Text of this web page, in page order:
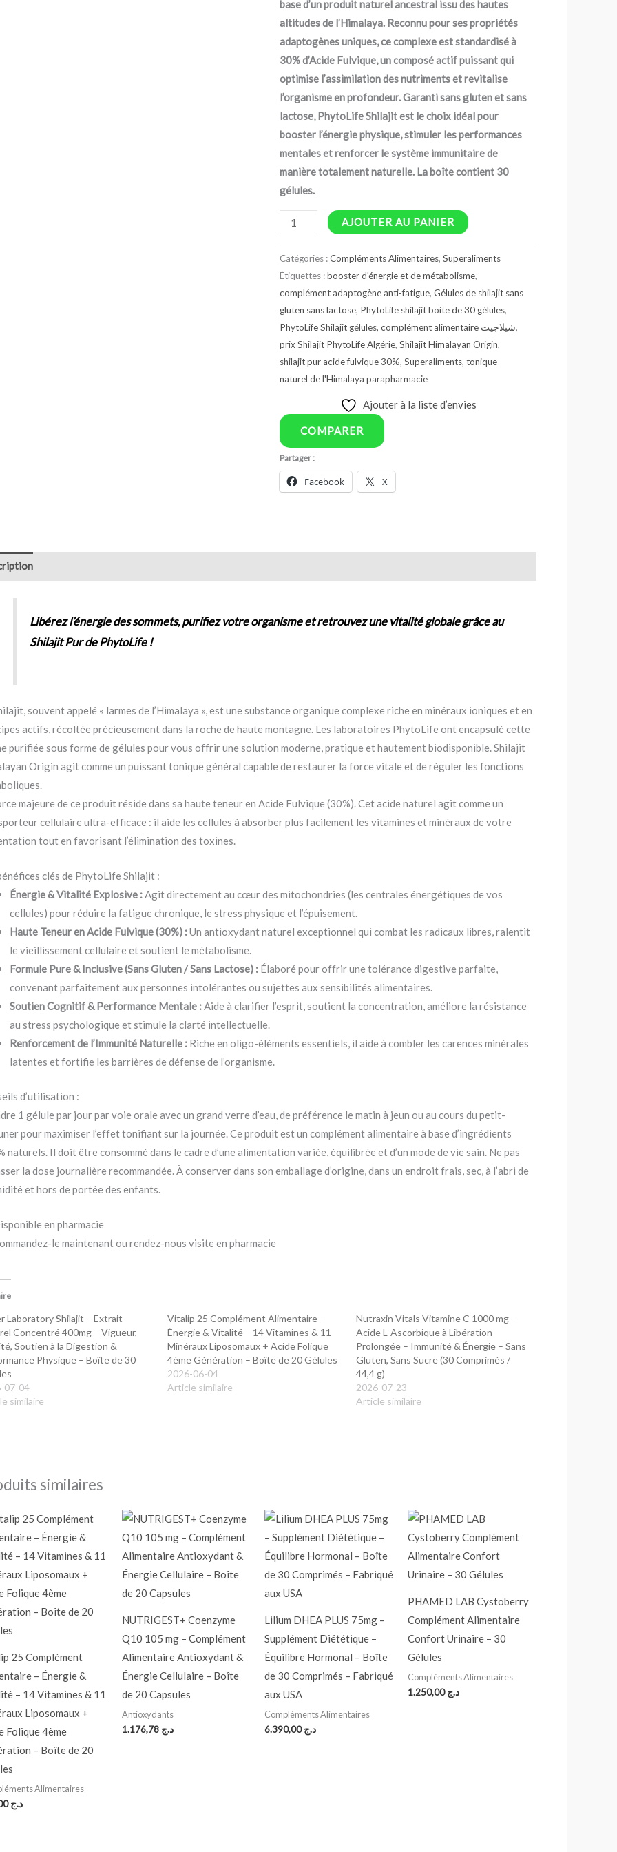
base d’un produit naturel ancestral issu des hautes
altitudes de l’Himalaya. Reconnu pour ses propriétés
adaptogènes uniques, ce complexe est standardisé à
30% d’Acide Fulvique, un composé actif puissant qui
optimise l’assimilation des nutriments et revitalise
l’organisme en profondeur. Garanti sans gluten et sans
lactose, PhytoLife Shilajit est le choix idéal pour
booster l’énergie physique, stimuler les performances
mentales et renforcer le système immunitaire de
manière totalement naturelle. La boîte contient 30
gélules.
Fulvique
–
Sans
Gluten
&
Sans
Lactose
–
Boîte
de
30
Gélules
AJOUTER AU PANIER
Catégories :Compléments Alimentaires,Superaliments
Étiquettes :booster d'énergie et de métabolisme,
complément adaptogène anti-fatigue,Gélules de shilajit sans
gluten sans lactose, PhytoLife shilajit boite de 30 gélules,
PhytoLife Shilajit gélules, complément alimentaire شيلاجيت,
prix Shilajit PhytoLife Algérie,Shilajit Himalayan Origin,
shilajit pur acide fulvique 30%,Superaliments,tonique
naturel de l'Himalaya parapharmacie
Ajouter à la liste d’envies
COMPARER
Partager :
Facebook X
Libérez l’énergie des sommets, purifiez votre organisme et retrouvez une vitalité globale grâce au
Shilajit Pur de PhytoLife !
souvent appelé « larmes de l’Himalaya », est une substance organique complexe riche en minéraux ioniques et en
actifs, récoltée précieusement dans la roche de haute montagne. Les laboratoires PhytoLife ont encapsulé cette
purifiée sous forme de gélules pour vous offrir une solution moderne, pratique et hautement biodisponible. Shilajit
Origin agit comme un puissant tonique général capable de restaurer la force vitale et de réguler les fonctions
majeure de ce produit réside dans sa haute teneur en Acide Fulvique (30%). Cet acide naturel agit comme un
cellulaire ultra-efficace : il aide les cellules à absorber plus facilement les vitamines et minéraux de votre
tout en favorisant l’élimination des toxines.
clés de PhytoLife Shilajit :
Énergie & Vitalité Explosive :Agit directement au cœur des mitochondries (les centrales énergétiques de vos
cellules) pour réduire la fatigue chronique, le stress physique et l’épuisement.
Haute Teneur en Acide Fulvique (30%) :Un antioxydant naturel exceptionnel qui combat les radicaux libres, ralentit
le vieillissement cellulaire et soutient le métabolisme.
Formule Pure & Inclusive (Sans Gluten / Sans Lactose) : Élaboré pour offrir une tolérance digestive parfaite,
convenant parfaitement aux personnes intolérantes ou sujettes aux sensibilités alimentaires.
Soutien Cognitif & Performance Mentale :Aide à clarifier l’esprit, soutient la concentration, améliore la résistance
au stress psychologique et stimule la clarté intellectuelle.
Renforcement de l’Immunité Naturelle : Riche en oligo-éléments essentiels, il aide à combler les carences minérales
latentes et fortifie les barrières de défense de l’organisme.
d’utilisation :
1 gélule par jour par voie orale avec un grand verre d’eau, de préférence le matin à jeun ou au cours du petit-
pour maximiser l’effet tonifiant sur la journée. Ce produit est un complément alimentaire à base d’ingrédients
naturels. Il doit être consommé dans le cadre d’une alimentation variée, équilibrée et d’un mode de vie sain. Ne pas
la dose journalière recommandée. À conserver dans son emballage d’origine, dans un endroit frais, sec, à l’abri de
et hors de portée des enfants.
en pharmacie
le maintenant ou rendez-nous visite en pharmacie
Laboratory Shilajit – Extrait
Concentré 400mg – Vigueur,
Soutien à la Digestion &
Physique – Boîte de 30
07-04
similaire
Vitalip 25 Complément Alimentaire –
Énergie & Vitalité – 14 Vitamines & 11
Minéraux Liposomaux + Acide Folique
4ème Génération – Boîte de 20 Gélules
2026-06-04
Article similaire
Nutraxin Vitals Vitamine C 1000 mg –
Acide L-Ascorbique à Libération
Prolongée – Immunité & Énergie – Sans
Gluten, Sans Sucre (30 Comprimés /
44,4 g)
2026-07-23
Article similaire
similaires
25 Complément
– Énergie &
– 14 Vitamines & 11
Liposomaux +
Folique 4ème
– Boîte de 20
Alimentaires
د.ج750,00
NUTRIGEST+ Coenzyme
Q10 105 mg – Complément
Alimentaire Antioxydant &
Énergie Cellulaire – Boîte
de 20 Capsules
Antioxydants
د.ج 1.176,78
Lilium DHEA PLUS 75mg –
Supplément Diététique –
Équilibre Hormonal – Boîte
de 30 Comprimés – Fabriqué
aux USA
Compléments Alimentaires
د.ج6.390,00
PHAMED LAB Cystoberry
Complément Alimentaire
Confort Urinaire – 30
Gélules
Compléments Alimentaires
د.ج1.250,00